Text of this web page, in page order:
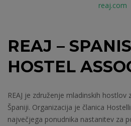
reaj.com
REAJ –
HOSTEL
REAJ je združenje mladinskih
Španiji. Organizacija je članica
največjega ponudnika nastanitev za